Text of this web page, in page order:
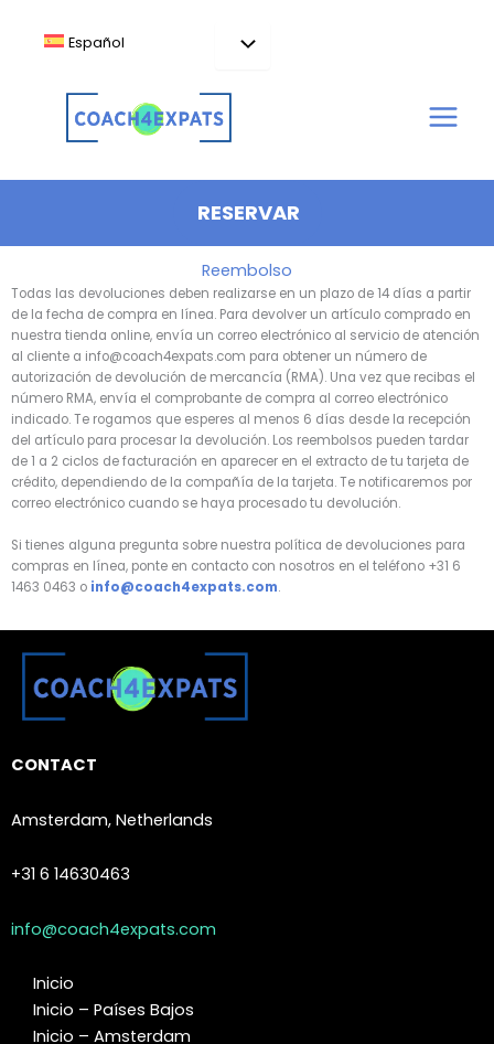
Español
RESERVAR
Reembolso
Todas las devoluciones deben realizarse en un plazo de 14 días a partir
de la fecha de compra en línea. Para devolver un artículo comprado en
nuestra tienda online, envía un correo electrónico al servicio de atención
al cliente a info@coach4expats.com para obtener un número de
autorización de devolución de mercancía (RMA). Una vez que recibas el
número RMA, envía el comprobante de compra al correo electrónico
indicado. Te rogamos que esperes al menos 6 días desde la recepción
del artículo para procesar la devolución. Los reembolsos pueden tardar
de 1 a 2 ciclos de facturación en aparecer en el extracto de tu tarjeta de
crédito, dependiendo de la compañía de la tarjeta. Te notificaremos por
correo electrónico cuando se haya procesado tu devolución.
Si tienes alguna pregunta sobre nuestra política de devoluciones para
compras en línea, ponte en contacto con nosotros en el teléfono +31 6
1463 0463 o info@coach4expats.com.
CONTACT
Amsterdam, Netherlands
+31 6 14630463
info@coach4expats.com
Inicio
Inicio – Países Bajos
Inicio – Amsterdam